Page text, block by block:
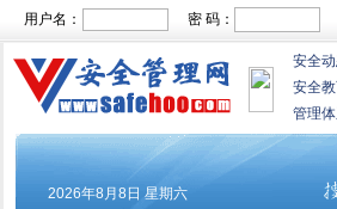
用户名： 密 码：
安全
安全
管理